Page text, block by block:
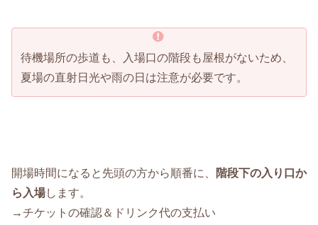
待機場所の歩道も、入場口の階段も屋根がないため、
夏場の直射日光や雨の日は注意が必要です。
開場時間になると先頭の方から順番に、
階段下の入り口か
ら入場します。
→チケットの確認＆ドリンク代の支払い